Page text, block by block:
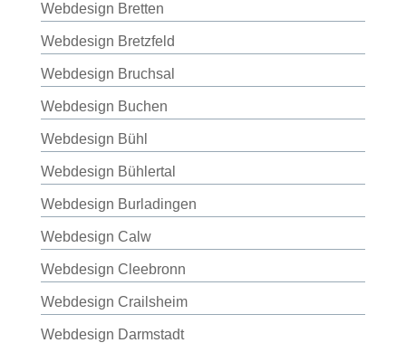
Webdesign Bretten
Webdesign Bretzfeld
Webdesign Bruchsal
Webdesign Buchen
Webdesign Bühl
Webdesign Bühlertal
Webdesign Burladingen
Webdesign Calw
Webdesign Cleebronn
Webdesign Crailsheim
Webdesign Darmstadt